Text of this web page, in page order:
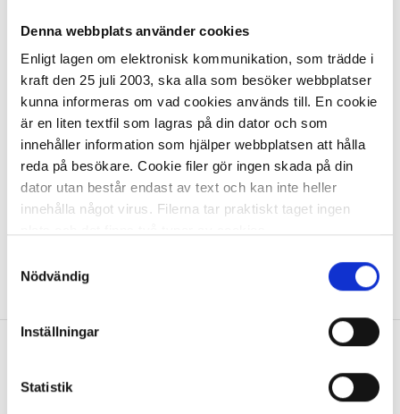
Denna webbplats använder cookies
Enligt lagen om elektronisk kommunikation, som trädde i
kraft den 25 juli 2003, ska alla som besöker webbplatser
kunna informeras om vad cookies används till. En cookie
är en liten textfil som lagras på din dator och som
innehåller information som hjälper webbplatsen att hålla
reda på besökare. Cookie filer gör ingen skada på din
dator utan består endast av text och kan inte heller
innehålla något virus. Filerna tar praktiskt taget ingen
Den ena typen sparar en fil permanent på din dator,
dessa används för att exempelvis kunna mäta hur du
som besökare rör dig på hemsidan. Detta enbart för att
kunna erbjuda besökaren bättre tjänster och service.
funktioner för detta. Informationen som sparas på din
dator är endast ett unikt nummer utan någon koppling till
Nödvändig
Inställningar
Statistik
2 858,19 kr/st
I lager 2 st ca 1-2 dagar
- + KÖP
Visa